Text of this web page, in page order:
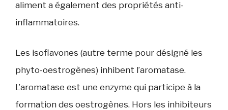
aliment a également des propriétés anti-
inflammatoires.
Les isoflavones (autre terme pour désigné les
phyto-oestrogènes) inhibent l’aromatase.
L’aromatase est une enzyme qui participe à la
formation des oestrogènes. Hors les inhibiteurs